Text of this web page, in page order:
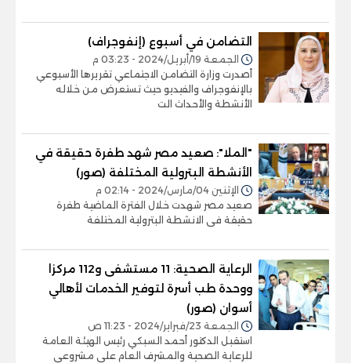
التضامن في أسبوع (إنفوجراف)
الجمعة 19/أبريل/2024 - 03:23 م
أصدرت وزارة التضامن الاجتماعي تقريرها الأسبوعي
بالإنفوجراف والفيديو حيث تستعرض من خلاله
الأنشطة والأحداث الت
"الملا": صعيد مصر شهد طفرة حقيقة في
الأنشطة البترولية المختلفة (صور)
الإثنين 04/مارس/2024 - 02:14 م
صعيد مصر شهدت خلال الفترة الماضية طفرة
حقيقة فى الانشطة البترولية المختلفة
الرعاية الصحية: 11 مستشفى و112 مركزا
ووحدة طب أسرة لتوفير الخدمات لأهالي
أسوان (صور)
الجمعة 23/فبراير/2024 - 11:23 ص
استقبل الدكتور أحمد السبكي رئيس الهيئة العامة
للرعاية الصحية والمشرف العام على مشروعي